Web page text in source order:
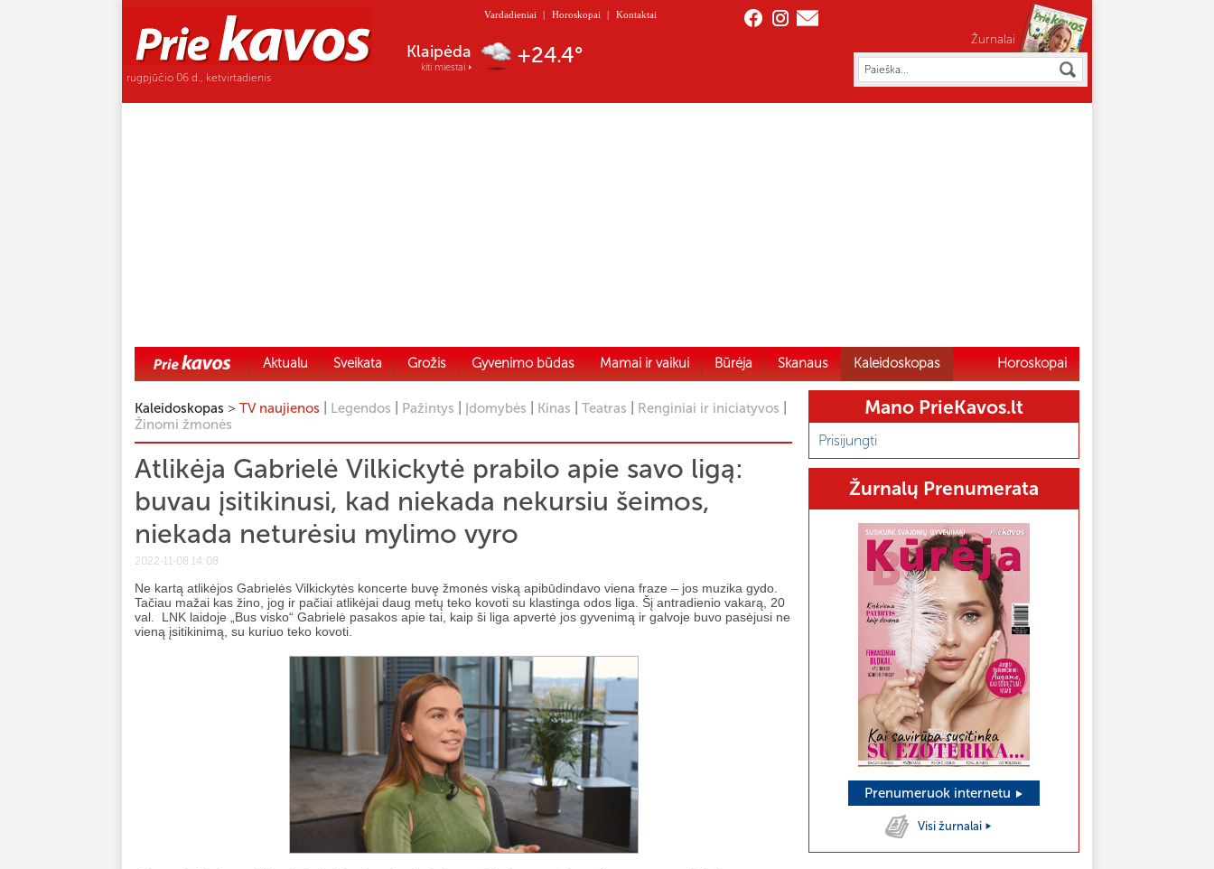
rugpjūčio 06 d., ketvirtadienis
Vardadieniai | Horoskopai | Kontaktai
Nida
kiti miestai +21.6°
Žurnalai
Aktualu Sveikata Grožis Gyvenimo būdas Mamai ir vaikui Būrėja Skanaus Kaleidoskopas Horoskopai
Kaleidoskopas > TV naujienos Legendos Pažintys Įdomybės Kinas Teatras Renginiai ir iniciatyvos
Žinomi žmonės
Atlikėja Gabrielė Vilkickytė prabilo apie savo ligą:
buvau įsitikinusi, kad niekada nekursiu šeimos,
niekada neturėsiu mylimo vyro
2022-11-08 14:08
Ne kartą atlikėjos Gabrielės Vilkickytės koncerte buvę žmonės viską apibūdindavo viena fraze – jos muzika gydo.
Tačiau mažai kas žino, jog ir pačiai atlikėjai daug metų teko kovoti su klastinga odos liga. Šį antradienio vakarą, 20
val. LNK laidoje „Bus visko“ Gabrielė pasakos apie tai, kaip ši liga apvertė jos gyvenimą ir galvoje buvo pasėjusi ne
vieną įsitikinimą, su kuriuo teko kovoti.
Mano PrieKavos.lt
Prisijungti
Žurnalų Prenumerata
Prenumeruok internetu
Visi žurnalai